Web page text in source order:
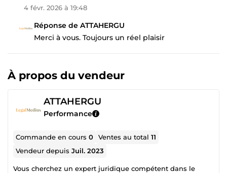
4 févr. 2026 à 19:48
Réponse de ATTAHERGU
Merci à vous. Toujours un réel plaisir
À propos du vendeur
ATTAHERGU
Performance
Commande en cours0 Ventes au total11
Vendeur depuisJuil. 2023
Vous cherchez un expert juridique compétent dans le